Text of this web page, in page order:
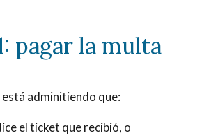
pagar la multa
está adminitiendo que:
el ticket que recibió, o